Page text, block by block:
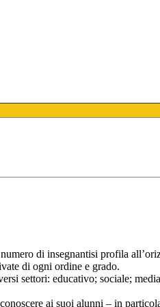
di insegnantisi profila
di ogni ordine e grado.
settori: educativo; sociale;
ai suoi alunni – in